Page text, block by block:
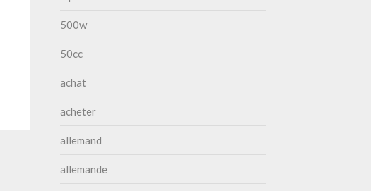
500w
50cc
achat
acheter
allemand
allemande